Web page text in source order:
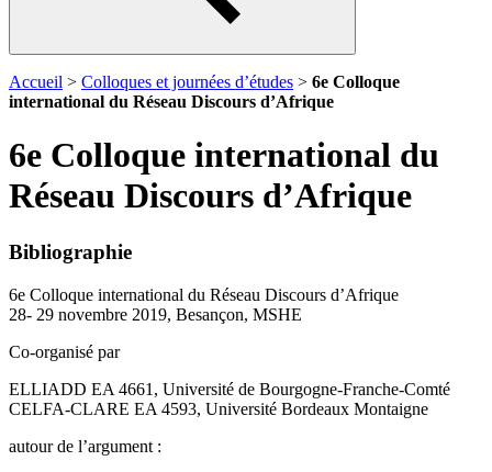
Accueil > Colloques et journées d’études > 6e Colloque
international du Réseau Discours d’Afrique
6e Colloque international du
Réseau Discours d’Afrique
Bibliographie
6e Colloque international du Réseau Discours d’Afrique
28- 29 novembre 2019, Besançon, MSHE
Co-organisé par
ELLIADD EA 4661, Université de Bourgogne-Franche-Comté
CELFA-CLARE EA 4593, Université Bordeaux Montaigne
autour de l’argument :